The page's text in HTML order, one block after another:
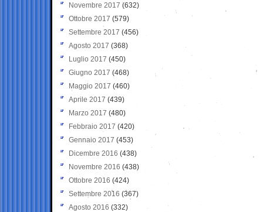
Novembre 2017 (632)
Ottobre 2017 (579)
Settembre 2017 (456)
Agosto 2017 (368)
Luglio 2017 (450)
Giugno 2017 (468)
Maggio 2017 (460)
Aprile 2017 (439)
Marzo 2017 (480)
Febbraio 2017 (420)
Gennaio 2017 (453)
Dicembre 2016 (438)
Novembre 2016 (438)
Ottobre 2016 (424)
Settembre 2016 (367)
Agosto 2016 (332)